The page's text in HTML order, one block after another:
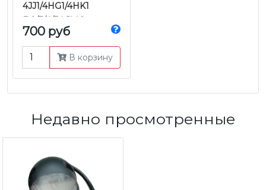
4JJ1/4HG1/4HK1
Е-2/3/4/5 | JMC
700 руб
В корзину
Недавно просмотренные